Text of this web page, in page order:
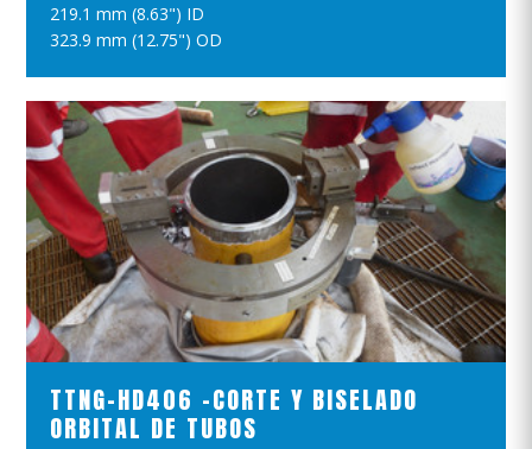
219.1 mm (8.63") ID
323.9 mm (12.75") OD
AÑADIR A LA CESTA
TTNG-HD406 -CORTE Y BISELADO
ORBITAL DE TUBOS
VER EL PRODUCTO